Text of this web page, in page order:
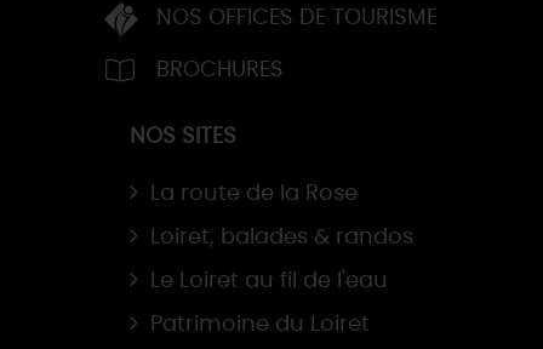
NOS OFFICES DE TOURISME
BROCHURES
NOS SITES
La route de la Rose
Loiret, balades & randos
Le Loiret au fil de l'eau
Patrimoine du Loiret